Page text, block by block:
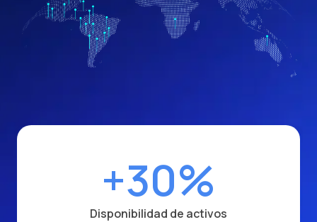
+30%
Disponibilidad de activos